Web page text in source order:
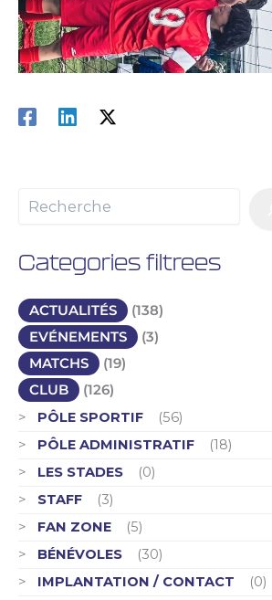
Categories filtrees
ACTUALITÉS
(138)
EVÉNEMENTS
(3)
MATCHS
(19)
CLUB
(126)
PÔLE SPORTIF
(56)
PÔLE ADMINISTRATIF
(18)
LES STADES
(0)
STAFF
(3)
FAN ZONE
(5)
BÉNÉVOLES
(30)
IMPLANTATION / CONTACT
(0)